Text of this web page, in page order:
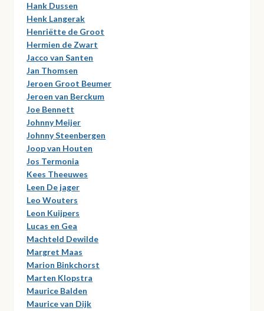
Hank Dussen
Henk Langerak
Henriëtte de Groot
Hermien de Zwart
Jacco van Santen
Jan Thomsen
Jeroen Groot Beumer
Jeroen van Berckum
Joe Bennett
Johnny Meijer
Johnny Steenbergen
Joop van Houten
Jos Termonia
Kees Theeuwes
Leen De jager
Leo Wouters
Leon Kuijpers
Lucas en Gea
Machteld Dewilde
Margret Maas
Marion Binkchorst
Marten Klopstra
Maurice Balden
Maurice van Dijk